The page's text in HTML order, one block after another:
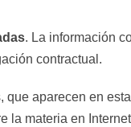
. La información
contractual.
que aparecen en
la materia en